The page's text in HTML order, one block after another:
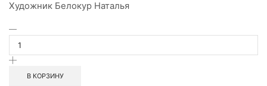
Художник Белокур Наталья
Количество
Зимняя
пряность
В КОРЗИНУ